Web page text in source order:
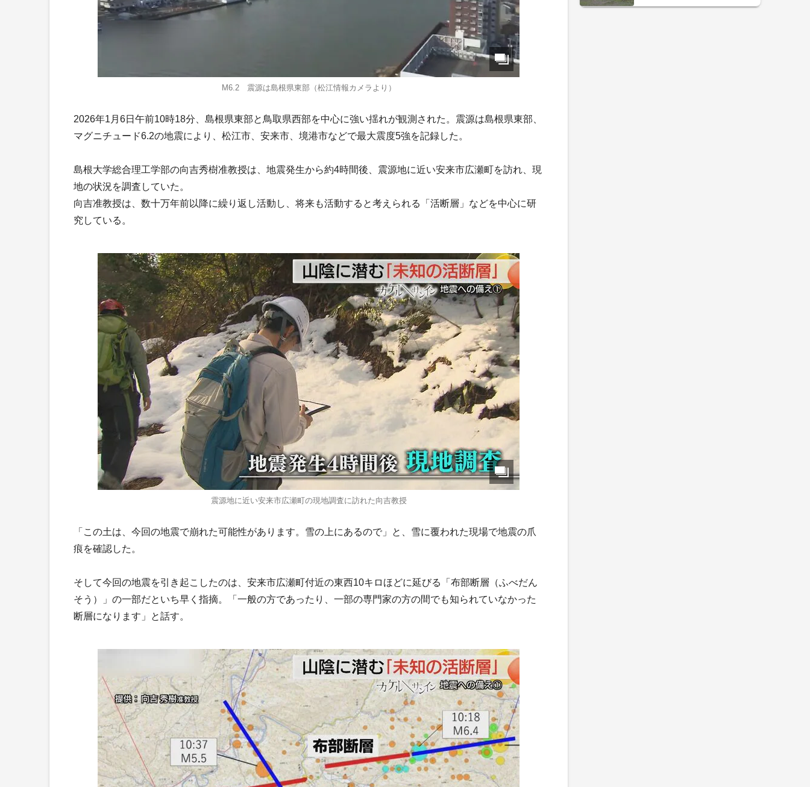
M6.2 震源は島根県東部（松江情報カメラより）
2026年1月6日午前10時18分、島根県東部と鳥取県西部を中心に強い揺れが観測された。震源は島根県東部、
マグニチュード6.2の地震により、松江市、安来市、境港市などで最大震度5強を記録した。
島根大学総合理工学部の向吉秀樹准教授は、地震発生から約4時間後、震源地に近い安来市広瀬町を訪れ、現
地の状況を調査していた。
向吉准教授は、数十万年前以降に繰り返し活動し、将来も活動すると考えられる「活断層」などを中心に研
究している。
震源地に近い安来市広瀬町の現地調査に訪れた向吉教授
「この土は、今回の地震で崩れた可能性があります。雪の上にあるので」と、雪に覆われた現場で地震の爪
痕を確認した。
そして今回の地震を引き起こしたのは、安来市広瀬町付近の東西10キロほどに延びる「布部断層（ふべだん
そう）」の一部だといち早く指摘。「一般の方であったり、一部の専門家の方の間でも知られていなかった
断層になります」と話す。